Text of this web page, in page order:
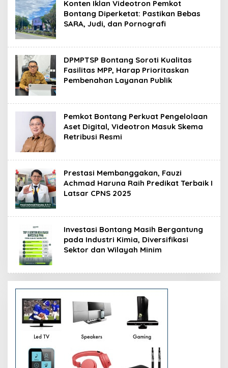
Konten Iklan Videotron Pemkot
Bontang Diperketat: Pastikan Bebas
SARA, Judi, dan Pornografi
DPMPTSP Bontang Soroti Kualitas
Fasilitas MPP, Harap Prioritaskan
Pembenahan Layanan Publik
Pemkot Bontang Perkuat Pengelolaan
Aset Digital, Videotron Masuk Skema
Retribusi Resmi
Prestasi Membanggakan, Fauzi
Achmad Haruna Raih Predikat Terbaik I
Latsar CPNS 2025
Investasi Bontang Masih Bergantung
pada Industri Kimia, Diversifikasi
Sektor dan Wilayah Minim